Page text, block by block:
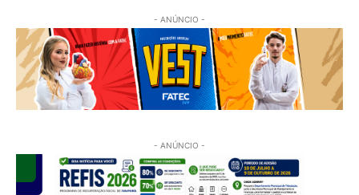
- ANÚNCIO -
- ANÚNCIO -